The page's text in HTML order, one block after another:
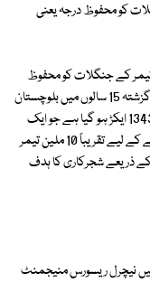
کو محفوظ درجہ یعنی
کے جنگلات کو محفوظ
قرار دینے کا عمل شروع کر دیا گیا ہے۔ انھوں نے بتایا کہ گزشتہ 15 سالوں میں بلوچستان
کے تیمر کے جنگلات کا رقبہ 10028 ایکڑ سے بڑھ کر 13433 ایکڑ ہو گیا ہے جو ایک
حوصلہ افزا پیش رفت ہے۔ اس پیش رفت کا جاری رکھنے کے لیے تقریباً 10 ملین تیمر
کے ذریعے شجرکاری کا ہدف
نیچرل ریسورس منیجمنٹ